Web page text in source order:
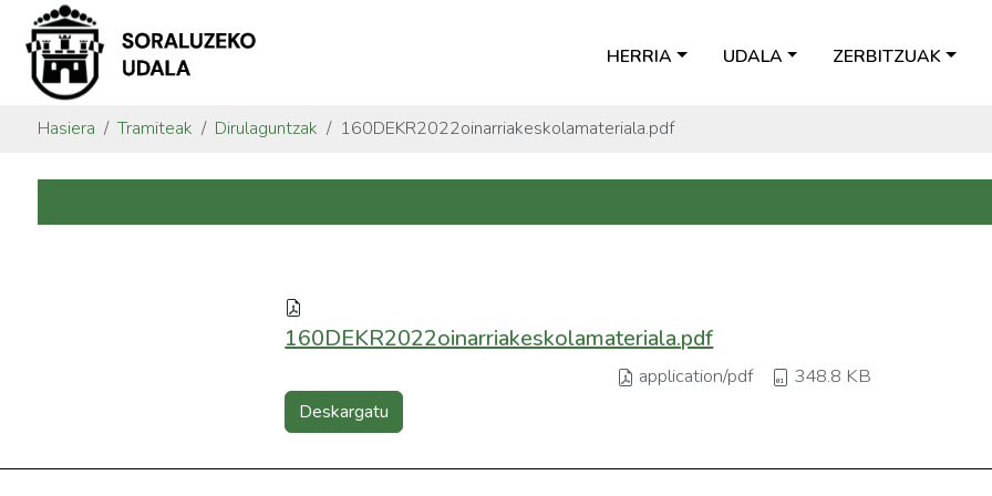
HERRIA UDALA ZERBITZUAK
Hasiera Tramiteak Dirulaguntzak 160DEKR2022oinarriakeskolamateriala.pdf
160DEKR2022oinarriakeskolamateriala.pdf
application/pdf 348.8 KB
Deskargatu